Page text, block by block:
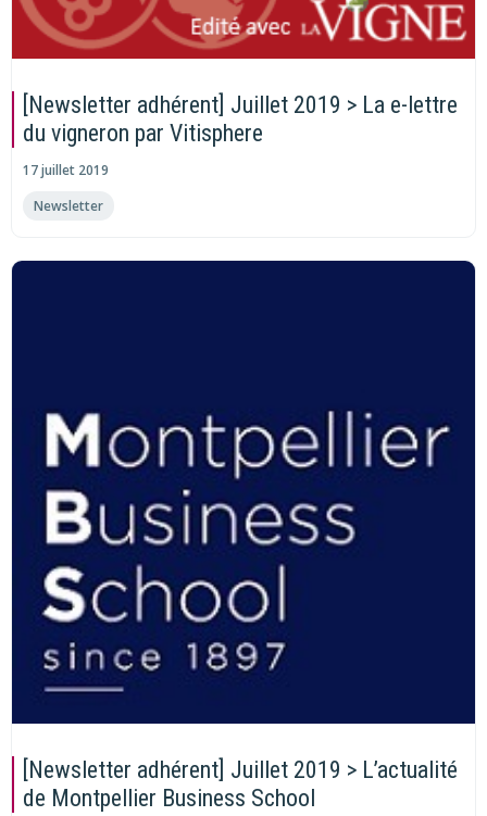
[Newsletter adhérent] Juillet 2019 > La e-lettre
du vigneron par Vitisphere
17 juillet 2019
Newsletter
[Newsletter adhérent] Juillet 2019 > L’actualité
de Montpellier Business School